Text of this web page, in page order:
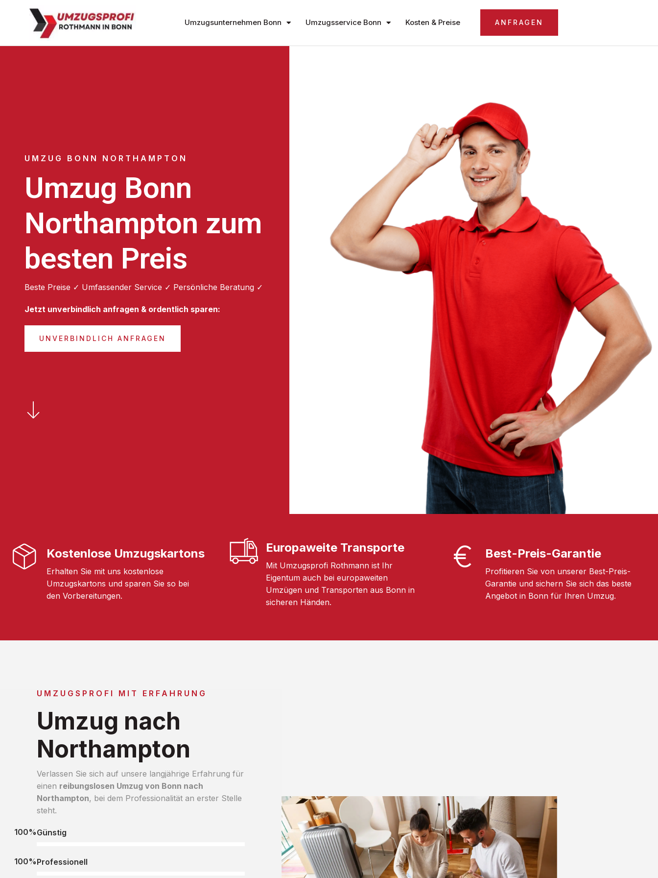
Umzugsunternehmen Bonn Umzugsservice Bonn Kosten & Preise ANFRAGEN
UMZUG BONN NORTHAMPTON
Umzug Bonn
Northampton zum
besten Preis
Beste Preise ✓ Umfassender Service ✓ Persönliche Beratung ✓
Jetzt unverbindlich anfragen & ordentlich sparen:
UNVERBINDLICH ANFRAGEN
Kostenlose Umzugskartons
Erhalten Sie mit uns kostenlose
Umzugskartons und sparen Sie so bei
den Vorbereitungen.
Europaweite Transporte
Mit Umzugsprofi Rothmann ist Ihr
Eigentum auch bei europaweiten
Umzügen und Transporten aus Bonn in
sicheren Händen.
Best-Preis-Garantie
Profitieren Sie von unserer Best-Preis-
Garantie und sichern Sie sich das beste
Angebot in Bonn für Ihren Umzug.
UMZUGSPROFI MIT ERFAHRUNG
Umzug nach
Northampton
Verlassen Sie sich auf unsere langjährige Erfahrung für
einen reibungslosen Umzug von Bonn nach
Northampton, bei dem Professionalität an erster Stelle
steht.
Günstig
100%
Professionell
100%